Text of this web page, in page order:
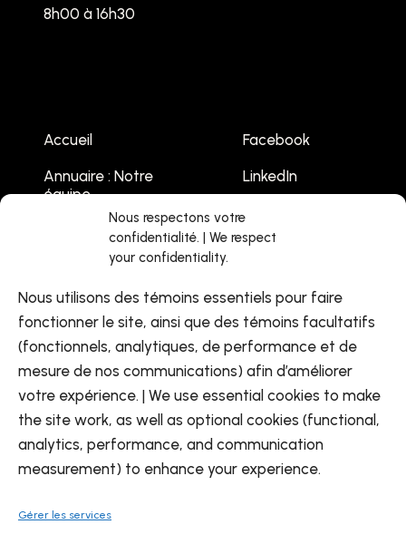
Nous respectons votre
confidentialité. | We respect
your confidentiality.
Nous utilisons des témoins essentiels pour faire
fonctionner le site, ainsi que des témoins facultatifs
(fonctionnels, analytiques, de performance et de
mesure de nos communications) afin d’améliorer
votre expérience. | We use essential cookies to make
the site work, as well as optional cookies (functional,
analytics, performance, and communication
measurement) to enhance your experience.
Gérer les services
8h00 à 16h30
Accueil
Annuaire : Notre
équipe
Contactez-nous
Facebook
LinkedIn
Youtube
FR EN